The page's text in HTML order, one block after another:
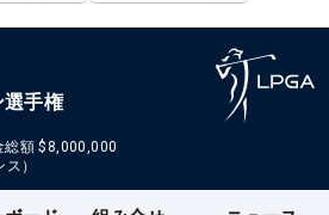
選手権
総額 $8,000,000
）